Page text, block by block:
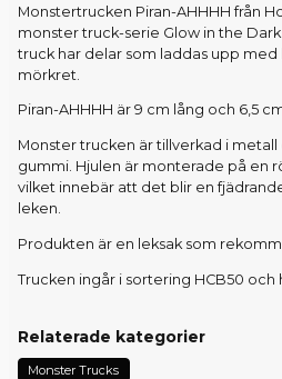
Monstertrucken Piran-AHHHH från
monster truck-serie Glow in the
truck har delar som laddas upp med
mörkret.
Piran-AHHHH är 9 cm lång och 6,5
Monster trucken är tillverkad i
gummi. Hjulen är monterade på en
vilket innebär att det blir en
leken.
Produkten är en leksak som
Trucken ingår i sortering HCB50 och
Relaterade kategorier
Monster Trucks